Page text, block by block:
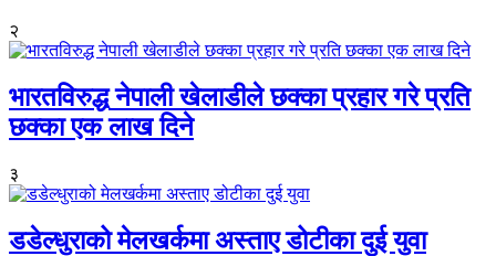
२
भारतविरुद्ध नेपाली खेलाडीले छक्का प्रहार गरे प्रति
छक्का एक लाख दिने
३
डडेल्धुराको मेलखर्कमा अस्ताए डोटीका दुई युवा